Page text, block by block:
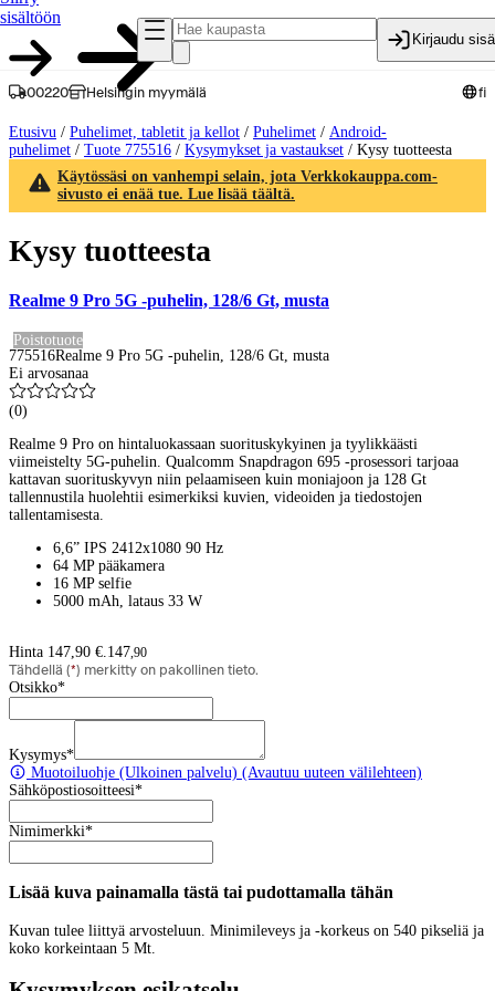
sisältöön
Kirjaudu
00220 Helsingin myymälä fi
Etusivu / Puhelimet, tabletit ja kellot / Puhelimet / Android-
puhelimet / Tuote 775516 / Kysymykset ja vastaukset / Kysy tuotteesta
Käytössäsi on vanhempi selain, jota Verkkokauppa.com-
sivusto ei enää tue. Lue lisää täältä.
Kysy tuotteesta
Realme 9 Pro 5G -puhelin, 128/6 Gt, musta
Poistotuote
775516Realme 9 Pro 5G -puhelin, 128/6 Gt, musta
Ei arvosanaa
(0)
Realme 9 Pro on hintaluokassaan suorituskykyinen ja tyylikkäästi
viimeistelty 5G-puhelin. Qualcomm Snapdragon 695 -prosessori tarjoaa
kattavan suorituskyvyn niin pelaamiseen kuin moniajoon ja 128 Gt
tallennustila huolehtii esimerkiksi kuvien, videoiden ja tiedostojen
tallentamisesta.
6,6” IPS 2412x1080 90 Hz
64 MP pääkamera
16 MP selfie
5000 mAh, lataus 33 W
Hinta 147,90 €. 147,90
Tähdellä (*) merkitty on pakollinen tieto.
Otsikko*
Kysymys*
Muotoiluohje (Ulkoinen palvelu) (Avautuu uuteen välilehteen)
Sähköpostiosoitteesi*
Nimimerkki*
Lisää kuva painamalla tästä tai pudottamalla tähän
Kuvan tulee liittyä arvosteluun. Minimileveys ja -korkeus on 540 pikseliä ja
koko korkeintaan 5 Mt.